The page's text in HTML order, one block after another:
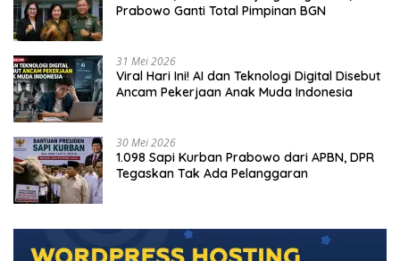
Prabowo Ganti Total Pimpinan BGN
31 Mei 2026
Viral Hari Ini! AI dan Teknologi Digital Disebut
Ancam Pekerjaan Anak Muda Indonesia
30 Mei 2026
1.098 Sapi Kurban Prabowo dari APBN, DPR
Tegaskan Tak Ada Pelanggaran